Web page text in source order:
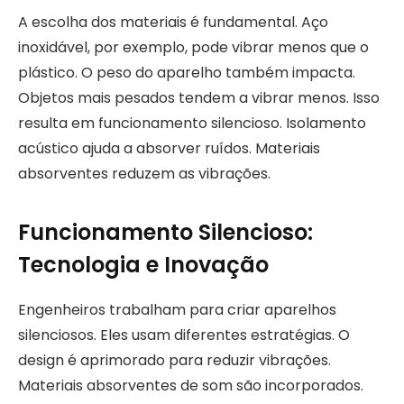
A escolha dos materiais é fundamental. Aço
inoxidável, por exemplo, pode vibrar menos que o
plástico. O peso do aparelho também impacta.
Objetos mais pesados tendem a vibrar menos. Isso
resulta em funcionamento silencioso. Isolamento
acústico ajuda a absorver ruídos. Materiais
absorventes reduzem as vibrações.
Funcionamento Silencioso:
Tecnologia e Inovação
Engenheiros trabalham para criar aparelhos
silenciosos. Eles usam diferentes estratégias. O
design é aprimorado para reduzir vibrações.
Materiais absorventes de som são incorporados.